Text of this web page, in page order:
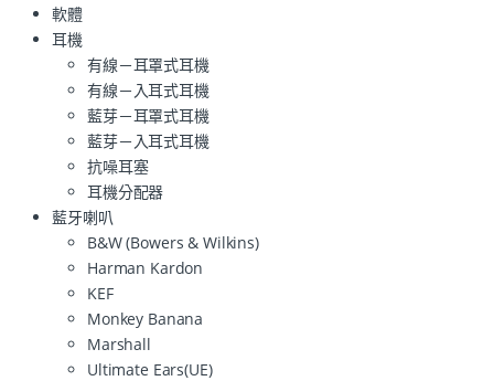
軟體
耳機
有線－耳罩式耳機
有線－入耳式耳機
藍芽－耳罩式耳機
藍芽－入耳式耳機
抗噪耳塞
耳機分配器
藍牙喇叭
B&W (Bowers & Wilkins)
Harman Kardon
KEF
Monkey Banana
Marshall
Ultimate Ears(UE)